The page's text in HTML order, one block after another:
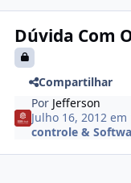
Dúvida Com
Compartilhar
Por Jefferson
Julho 16, 2012 em
controle &